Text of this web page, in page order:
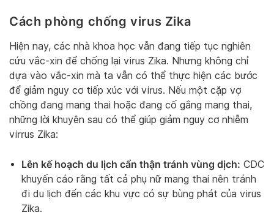
Cách phòng chống virus Zika
Hiện nay, các nhà khoa học vẫn đang tiếp tục nghiên
cứu vắc-xin để chống lại virus Zika. Nhưng không chỉ
dựa vào vắc-xin mà ta vẫn có thể thực hiện các bước
để giảm nguy cơ tiếp xúc với virus. Nếu một cặp vợ
chồng đang mang thai hoặc đang cố gắng mang thai,
những lời khuyên sau có thể giúp giảm nguy cơ nhiễm
virrus Zika:
Lên kế hoạch du lịch cẩn thận tránh vùng dịch: CDC
khuyến cáo rằng tất cả phụ nữ mang thai nên tránh
đi du lịch đến các khu vực có sự bùng phát của virus
Zika.